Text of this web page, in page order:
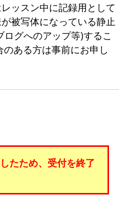
ッスン中に記録用として
被写体になっている静止
グへのアップ等)するこ
ある方は事前にお申し
たため、受付を終了